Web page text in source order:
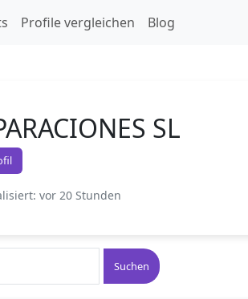
Profile vergleichen Blog
SL
vor 20 Stunden
Suchen